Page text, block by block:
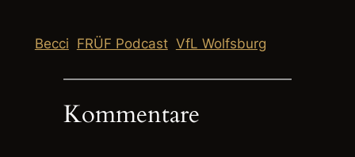
Becci FRÜF Podcast VfL Wolfsburg
Kommentare